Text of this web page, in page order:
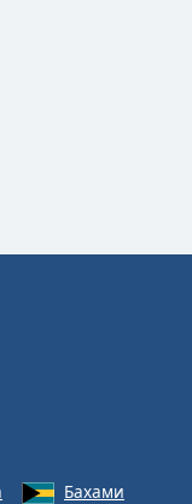
Бахами